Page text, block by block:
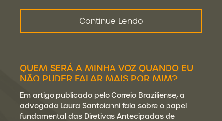
Continue Lendo
QUEM SERÁ A MINHA VOZ QUANDO EU
NÃO PUDER FALAR MAIS POR MIM?
Em artigo publicado pelo Correio Braziliense, a
advogada Laura Santoianni fala sobre o papel
fundamental das Diretivas Antecipadas de